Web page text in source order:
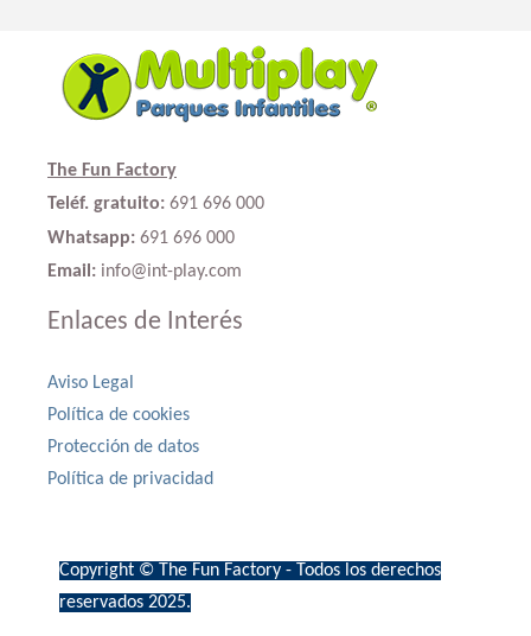
The Fun Factory
Teléf. gratuito: 691 696 000
Whatsapp: 691 696 000
Email: info@int-play.com
Enlaces de Interés
Aviso Legal
Política de cookies
Protección de datos
Política de privacidad
Copyright © The Fun Factory - Todos los derechos
reservados 2025.